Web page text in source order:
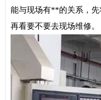
能与现场有**的关系，
再看要不要去现场维修。